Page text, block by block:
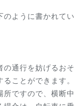
のように書かれてい
通行を妨げるおそ
ことができます。
ですので、横断中